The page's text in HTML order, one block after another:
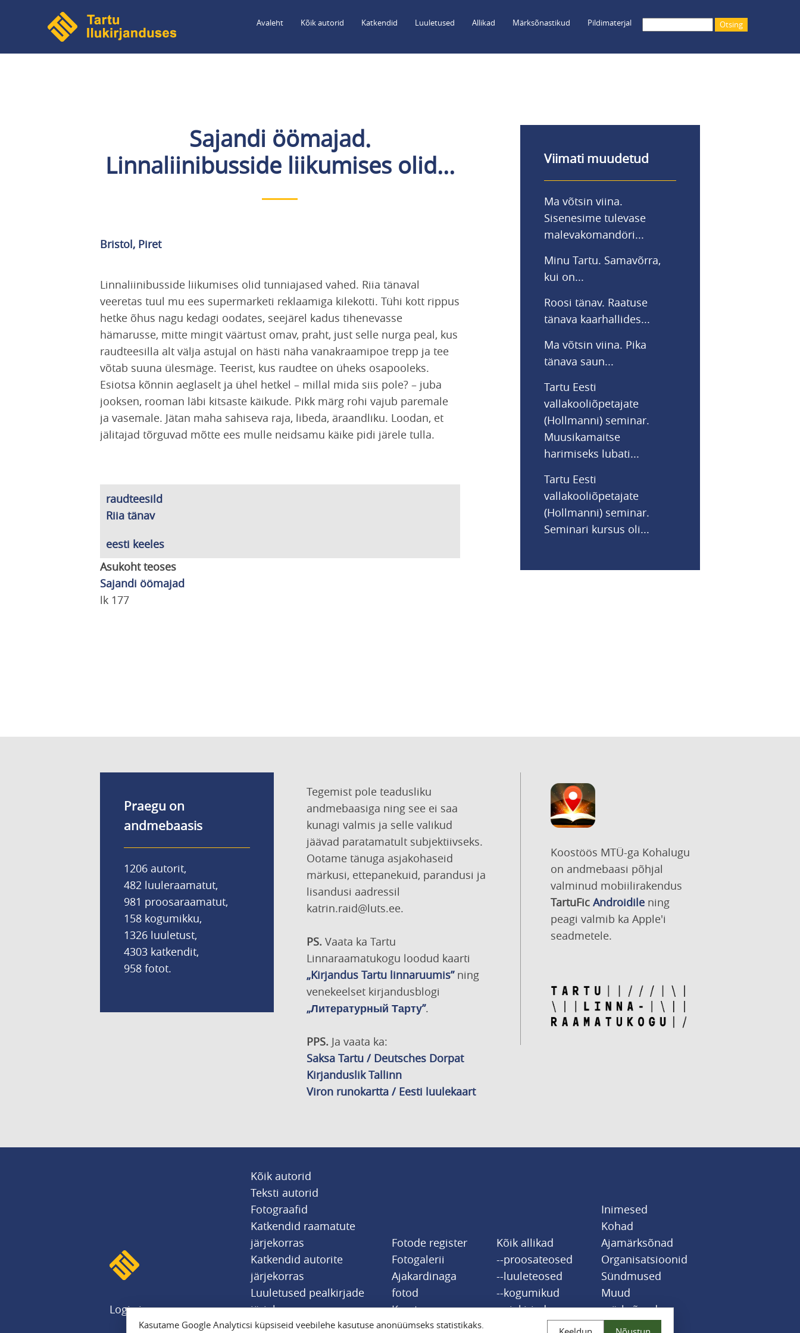
juurde
Avaleht Kõik autorid Katkendid Luuletused Allikad Märksõnastikud Pildimaterjal
Sajandi öömajad.
Linnaliinibusside liikumises olid...
Bristol, Piret
Linnaliinibusside liikumises olid tunniajased vahed. Riia tänaval
veeretas tuul mu ees supermarketi reklaamiga kilekotti. Tühi kott rippus
hetke õhus nagu kedagi oodates, seejärel kadus tihenevasse
hämarusse, mitte mingit väärtust omav, praht, just selle nurga peal, kus
raudteesilla alt välja astujal on hästi näha vanakraamipoe trepp ja tee
võtab suuna ülesmäge. Teerist, kus raudtee on üheks osapooleks.
Esiotsa kõnnin aeglaselt ja ühel hetkel – millal mida siis pole? – juba
jooksen, rooman läbi kitsaste käikude. Pikk märg rohi vajub paremale
ja vasemale. Jätan maha sahiseva raja, libeda, äraandliku. Loodan, et
jälitajad tõrguvad mõtte ees mulle neidsamu käike pidi järele tulla.
raudteesild
Riia tänav
eesti keeles
Asukoht teoses
Sajandi öömajad
lk 177
Viimati muudetud
Ma võtsin viina.
Sisenesime tulevase
malevakomandöri...
Minu Tartu. Samavõrra,
kui on...
Roosi tänav. Raatuse
tänava kaarhallides...
Ma võtsin viina. Pika
tänava saun...
Tartu Eesti
vallakooliõpetajate
(Hollmanni) seminar.
Muusikamaitse
harimiseks lubati...
Tartu Eesti
vallakooliõpetajate
(Hollmanni) seminar.
Seminari kursus oli...
Praegu on
andmebaasis
1206 autorit,
482 luuleraamatut,
981 proosaraamatut,
158 kogumikku,
1326 luuletust,
4303 katkendit,
958 fotot.
Tegemist pole teadusliku
andmebaasiga ning see ei saa
kunagi valmis ja selle valikud
jäävad paratamatult subjektiivseks.
Ootame tänuga asjakohaseid
märkusi, ettepanekuid, parandusi ja
lisandusi aadressil
katrin.raid@luts.ee.
PS. Vaata ka Tartu
Linnaraamatukogu loodud kaarti
„Kirjandus Tartu linnaruumis”ning
venekeelset kirjandusblogi
„Литературный Тарту”.
PPS. Ja vaata ka:
Saksa Tartu / Deutsches Dorpat
Kirjanduslik Tallinn
Viron runokartta / Eesti luulekaart
Koostöös MTÜ-ga Kohalugu
on andmebaasi põhjal
valminud mobiilirakendus
TartuFic Androidilening
peagi valmib ka Apple'i
seadmetele.
Logi sisse
Kõik autorid
Teksti autorid
Fotograafid
Katkendid raamatute
järjekorras
Katkendid autorite
järjekorras
Luuletused pealkirjade
järjekorras
Fotode register
Fotogalerii
Ajakardinaga
fotod
Kaart
Kõik allikad
--proosateosed
--luuleteosed
--kogumikud
--ajakirjad
Inimesed
Kohad
Ajamärksõnad
Organisatsioonid
Sündmused
Muud
märksõnad
Kasutame Google Analyticsi küpsiseid veebilehe kasutuse anonüümseks statistikaks.